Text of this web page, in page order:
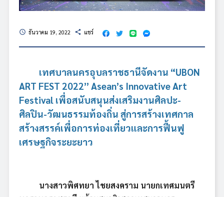
schedule ธันวาคม 19, 2022 share แชร์
เทศบาลนครอุบลราชธานีจัดงาน “UBON
ART FEST 2022” Asean’s Innovative Art
Festival เพื่อสนับสนุนส่งเสริมงานศิลปะ-
ศิลปิน-วัฒนธรรมท้องถิ่น สู่การสร้างเทศกาล
สร้างสรรค์เพื่อการท่องเที่ยวและการฟื้นฟู
เศรษฐกิจระยะยาว
นางสาวพิศทยา ไชยสงคราม นายกเทศมนตรี